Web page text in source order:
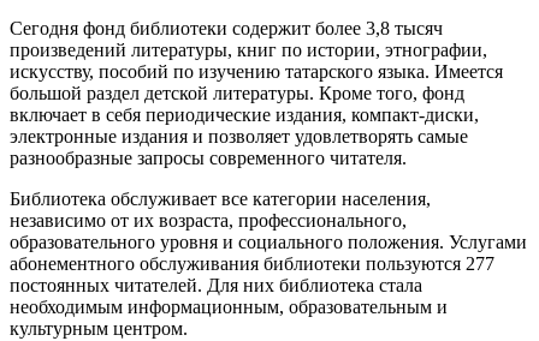
Сегодня фонд библиотеки содержит более 3,8 тысяч
произведений литературы, книг по истории, этнографии,
искусству, пособий по изучению татарского языка. Имеется
большой раздел детской литературы. Кроме того, фонд
включает в себя периодические издания, компакт-диски,
электронные издания и позволяет удовлетворять самые
разнообразные запросы современного читателя.
Библиотека обслуживает все категории населения,
независимо от их возраста, профессионального,
образовательного уровня и социального положения. Услугами
абонементного обслуживания библиотеки пользуются 277
постоянных читателей. Для них библиотека стала
необходимым информационным, образовательным и
культурным центром.